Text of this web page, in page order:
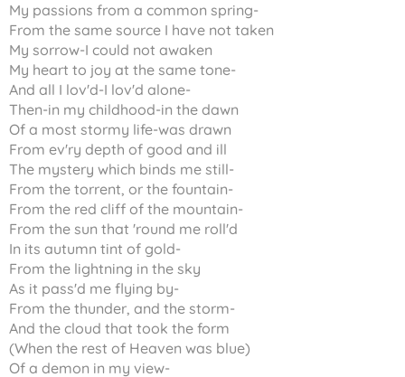
My passions from a common spring-
From the same source I have not taken
My sorrow-I could not awaken
My heart to joy at the same tone-
And all I lov'd-I lov'd alone-
Then-in my childhood-in the dawn
Of a most stormy life-was drawn
From ev'ry depth of good and ill
The mystery which binds me still-
From the torrent, or the fountain-
From the red cliff of the mountain-
From the sun that 'round me roll'd
In its autumn tint of gold-
From the lightning in the sky
As it pass'd me flying by-
From the thunder, and the storm-
And the cloud that took the form
(When the rest of Heaven was blue)
Of a demon in my view-